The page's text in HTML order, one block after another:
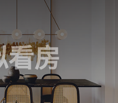
看房